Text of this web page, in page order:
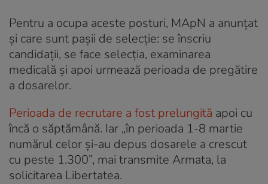
Pentru a ocupa aceste posturi, MApN a anunțat
și care sunt pașii de selecție: se înscriu
candidații, se face selecția, examinarea
medicală și apoi urmează perioada de pregătire
a dosarelor.
Perioada de recrutare a fost prelungită apoi cu
încă o săptămână. Iar „în perioada 1-8 martie
numărul celor și-au depus dosarele a crescut
cu peste 1.300”, mai transmite Armata, la
solicitarea Libertatea.